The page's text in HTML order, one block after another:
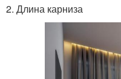
2. Длина карниза